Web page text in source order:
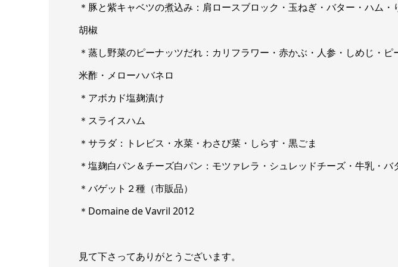
＊豚と紫キャベツの煮込み：肩ロースブロック・玉ねぎ・バター・ハム・
胡椒
＊蒸し野菜のピーナッツだれ：カリフラワー・赤かぶ・人参・しめじ・ピ
米酢・メローハバネロ
＊アボカド塩麹漬け
＊スライスハム
＊サラダ：トレビス・水菜・わさび菜・しらす・黒ごま
＊塩麹白パン＆チーズ白パン：モツァレラ・シュレッドチーズ・牛乳・バ
＊バゲット２種（市販品）
＊Domaine de Vavril 2012
見て下さってありがとうございます。